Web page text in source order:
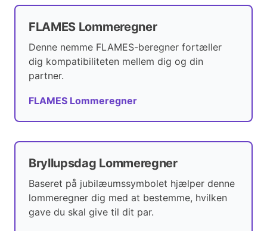
FLAMES Lommeregner
Denne nemme FLAMES-beregner fortæller
dig kompatibiliteten mellem dig og din
partner.
FLAMES Lommeregner
Bryllupsdag Lommeregner
Baseret på jubilæumssymbolet hjælper denne
lommeregner dig med at bestemme, hvilken
gave du skal give til dit par.